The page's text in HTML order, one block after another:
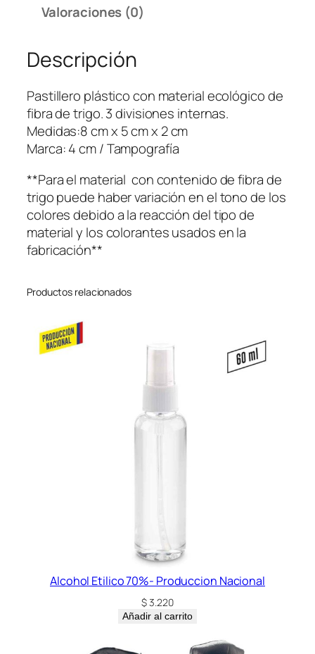
o
E
c
o
c
a
t
i
d
a
d
Valoraciones (0)
Descripción
Pastillero plástico con material ecológico de
fibra de trigo. 3 divisiones internas.
Medidas:8 cm x 5 cm x 2 cm
Marca: 4 cm / Tampografía
**Para el material con contenido de fibra de
trigo puede haber variación en el tono de los
colores debido a la reacción del tipo de
material y los colorantes usados en la
fabricación**
Productos relacionados
Alcohol Etilico 70%- Produccion Nacional
$3.220
Añadir al carrito